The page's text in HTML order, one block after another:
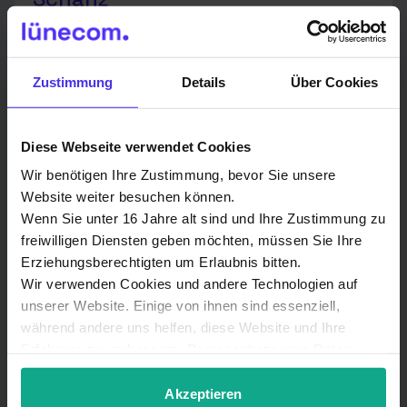
Zustimmung Details Über Cookies
Diese Webseite verwendet Cookies
Wir benötigen Ihre Zustimmung, bevor Sie unsere
Website weiter besuchen können.
Wenn Sie unter 16 Jahre alt sind und Ihre Zustimmung zu
freiwilligen Diensten geben möchten, müssen Sie Ihre
Erziehungsberechtigten um Erlaubnis bitten.
Wir verwenden Cookies und andere Technologien auf
unserer Website. Einige von ihnen sind essenziell,
während andere uns helfen, diese Website und Ihre
können verarbeitet werden (z. B. IP-Adressen), z. B. für
personalisierte Anzeigen und Inhalte oder Anzeigen- und
Akzeptieren
Vertriebs- und Technikpartner
Helmut Schanz
25849 Pellworm
Nur für Pellworm zuständig.
Tel.: 04844-7693226
info@edv-schanz.de
www.edv-schanz.de